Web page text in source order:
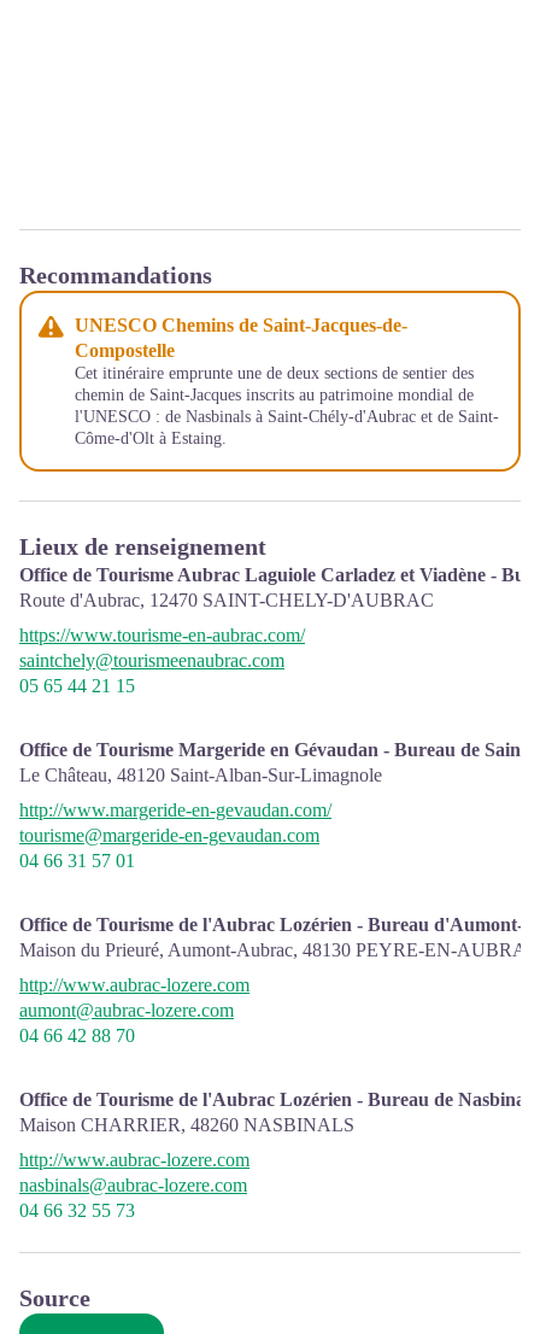
Recommandations
UNESCO Chemins de Saint-Jacques-de-
Compostelle
Cet itinéraire emprunte une de deux sections de sentier des
chemin de Saint-Jacques inscrits au patrimoine mondial de
l'UNESCO : de Nasbinals à Saint-Chély-d'Aubrac et de Saint-
Côme-d'Olt à Estaing.
Lieux de renseignement
Office de Tourisme Aubrac Laguiole Carladez et Viadène -
Route d'Aubrac, 12470 SAINT-CHELY-D'AUBRAC
https://www.tourisme-en-aubrac.com/
saintchely@tourismeenaubrac.com
05 65 44 21 15
Office de Tourisme Margeride en Gévaudan - Bureau de
Le Château, 48120 Saint-Alban-Sur-Limagnole
http://www.margeride-en-gevaudan.com/
tourisme@margeride-en-gevaudan.com
04 66 31 57 01
Office de Tourisme de l'Aubrac Lozérien - Bureau d'Aumont-
Maison du Prieuré, Aumont-Aubrac, 48130 PEYRE-EN-AUBRAC
http://www.aubrac-lozere.com
aumont@aubrac-lozere.com
04 66 42 88 70
Office de Tourisme de l'Aubrac Lozérien - Bureau de Nasbinals
Maison CHARRIER, 48260 NASBINALS
http://www.aubrac-lozere.com
nasbinals@aubrac-lozere.com
04 66 32 55 73
Source